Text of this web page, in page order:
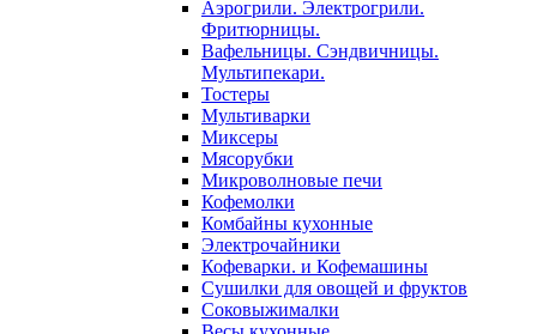
Аэрогрили. Электрогрили.
Фритюрницы.
Вафельницы. Сэндвичницы.
Мультипекари.
Тостеры
Мультиварки
Миксеры
Мясорубки
Микроволновые печи
Кофемолки
Комбайны кухонные
Электрочайники
Кофеварки. и Кофемашины
Сушилки для овощей и фруктов
Соковыжималки